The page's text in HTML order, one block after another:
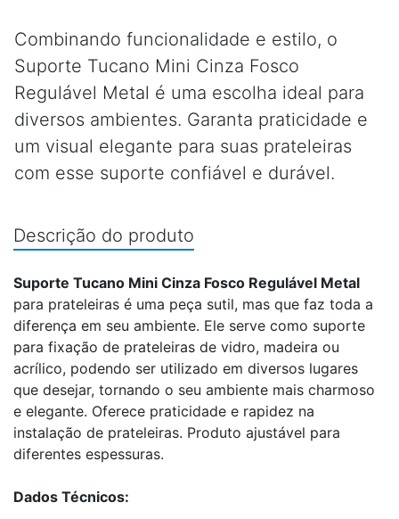
Combinando funcionalidade e estilo, o
Suporte Tucano Mini Cinza Fosco
Regulável Metal é uma escolha ideal para
diversos ambientes. Garanta praticidade e
um visual elegante para suas prateleiras
com esse suporte confiável e durável.
Descrição do produto
Suporte Tucano Mini Cinza Fosco Regulável Metal
para prateleiras é uma peça sutil, mas que faz toda a
diferença em seu ambiente. Ele serve como suporte
para fixação de prateleiras de vidro, madeira ou
acrílico, podendo ser utilizado em diversos lugares
que desejar, tornando o seu ambiente mais charmoso
e elegante. Oferece praticidade e rapidez na
instalação de prateleiras. Produto ajustável para
diferentes espessuras.
Dados Técnicos: